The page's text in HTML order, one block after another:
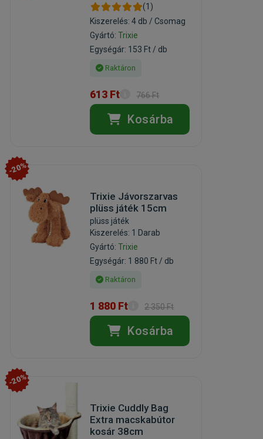
(1)
Kiszerelés: 4 db / Csomag
Gyártó:Trixie
Egységár: 153 Ft / db
Raktáron
613 Ft 766 Ft
Kosárba
-20%
Trixie Jávorszarvas
plüss játék 15cm
plüss játék
Kiszerelés: 1 Darab
Gyártó:Trixie
Egységár: 1 880 Ft / db
Raktáron
1 880 Ft 2 350 Ft
Kosárba
-20%
Trixie Cuddly Bag
Extra macskabútor
kosár 38cm